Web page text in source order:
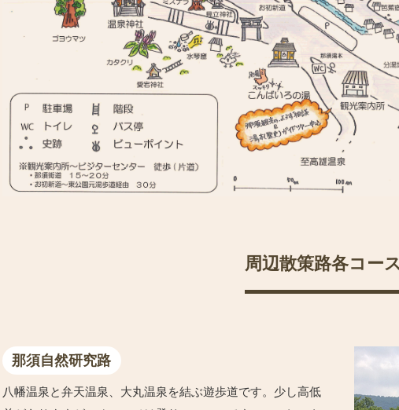
周辺散策路各コー
那須自然研究路
八幡温泉と弁天温泉、大丸温泉を結ぶ遊歩道です。少し高低